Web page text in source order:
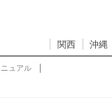
関西 沖縄
ュアル